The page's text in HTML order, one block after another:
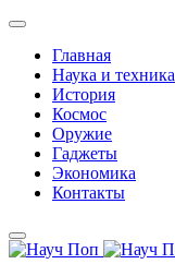
Главная
Наука и техника
История
Космос
Оружие
Гаджеты
Экономика
Контакты